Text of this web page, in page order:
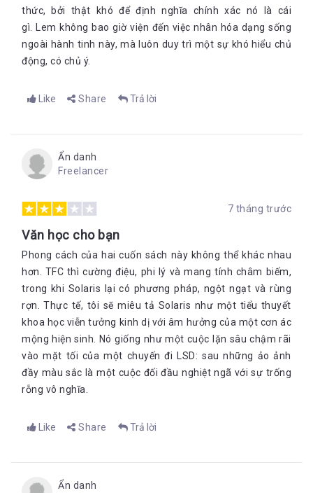
thức, bởi thật khó để định nghĩa chính xác nó là cái
gì. Lem không bao giờ viện đến việc nhân hóa dạng sống
ngoài hành tinh này, mà luôn duy trì một sự khó hiểu chủ
động, có chủ ý.
Like Share Trả lời
Ẩn danh
Freelancer
7 tháng trước
Văn học cho bạn
Phong cách của hai cuốn sách này không thể khác nhau
hơn. TFC thì cường điệu, phi lý và mang tính châm biếm,
trong khi Solaris lại có phương pháp, ngột ngạt và rùng
rợn. Thực tế, tôi sẽ miêu tả Solaris như một tiểu thuyết
khoa học viễn tưởng kinh dị với âm hưởng của một cơn ác
mộng hiện sinh. Nó giống như một cuộc lặn sâu chậm rãi
vào mặt tối của một chuyến đi LSD: sau những ảo ảnh
đầy màu sắc là một cuộc đối đầu nghiệt ngã với sự trống
rỗng vô nghĩa.
Like Share Trả lời
Ẩn danh